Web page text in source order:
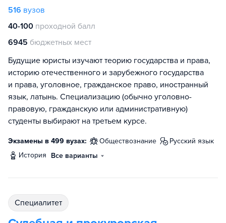
516 вузов
40-100 проходной балл
6945 бюджетных мест
Будущие юристы изучают теорию государства и права,
историю отечественного и зарубежного государства
и права, уголовное, гражданское право, иностранный
язык, латынь. Специализацию (обычно уголовно-
правовую, гражданскую или административную)
студенты выбирают на третьем курсе.
Экзамены в 499 вузах: обществознание
русский язык
история
Все варианты
специалитет